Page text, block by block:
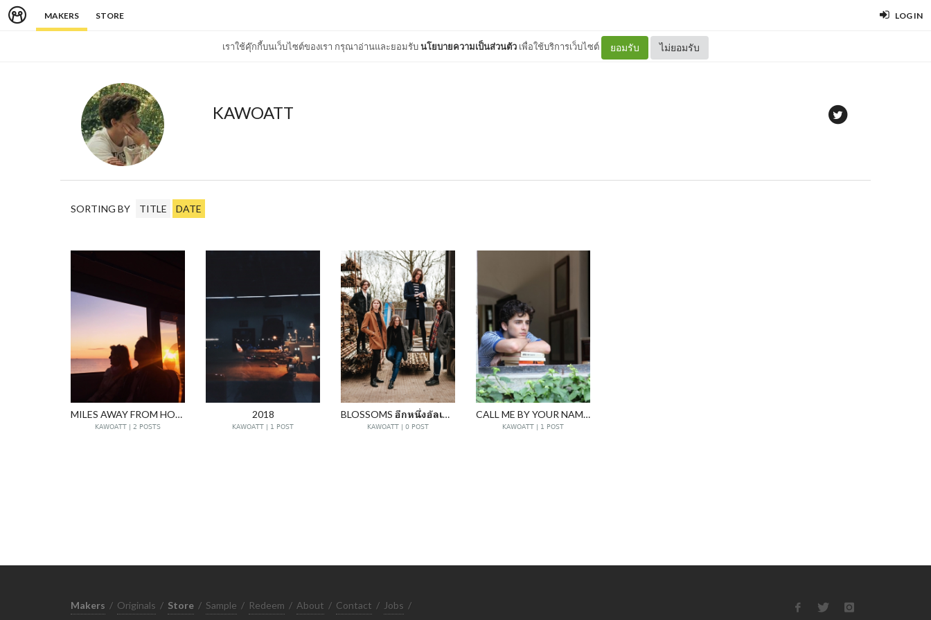
MAKERS STORE LOG IN
เราใช้คุ๊กกี้บนเว็บไซต์ของเรา กรุณาอ่านและยอมรับนโยบายความเป็นส่วนตัว เพื่อใช้บริการเว็บไซต์ ยอมรับ ไม่ยอมรับ
KAWOATT
SORTING BY TITLE DATE
MILES AWAY FROM HOME.
KAWOATT | 2 POSTS
2018
KAWOATT | 1 POST
BLOSSOMS อีกหนึ่งอัลเทอร์เนทีฟแบนด์ที่น่าจับตามองจากเกาะอังกฤษ
KAWOATT | 0 POST
CALL ME BY YOUR NAME AND I'LL CALL YOU BY MINE.
KAWOATT | 1 POST
Makers / Originals / Store / Sample / Redeem / About / Contact / Jobs /